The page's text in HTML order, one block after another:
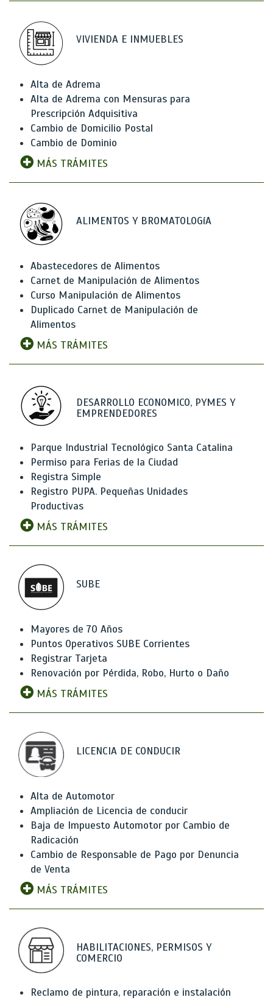
VIVIENDA E INMUEBLES
Alta de Adrema
Alta de Adrema con Mensuras para
Prescripción Adquisitiva
Cambio de Domicilio Postal
Cambio de Dominio
MÁS TRÁMITES
ALIMENTOS Y BROMATOLOGíA
Abastecedores de Alimentos
Carnet de Manipulación de Alimentos
Curso Manipulación de Alimentos
Duplicado Carnet de Manipulación de
Alimentos
MÁS TRÁMITES
DESARROLLO ECONOMICO, PYMES Y
EMPRENDEDORES
Parque Industrial Tecnológico Santa Catalina
Permiso para Ferias de la Ciudad
Registra Simple
Registro PUPA. Pequeñas Unidades
Productivas
MÁS TRÁMITES
SUBE
Mayores de 70 Años
Puntos Operativos SUBE Corrientes
Registrar Tarjeta
Renovación por Pérdida, Robo, Hurto o Daño
MÁS TRÁMITES
LICENCIA DE CONDUCIR
Alta de Automotor
Ampliación de Licencia de conducir
Baja de Impuesto Automotor por Cambio de
Radicación
Cambio de Responsable de Pago por Denuncia
de Venta
MÁS TRÁMITES
HABILITACIONES, PERMISOS Y
COMERCIO
Reclamo de pintura, reparación e instalación